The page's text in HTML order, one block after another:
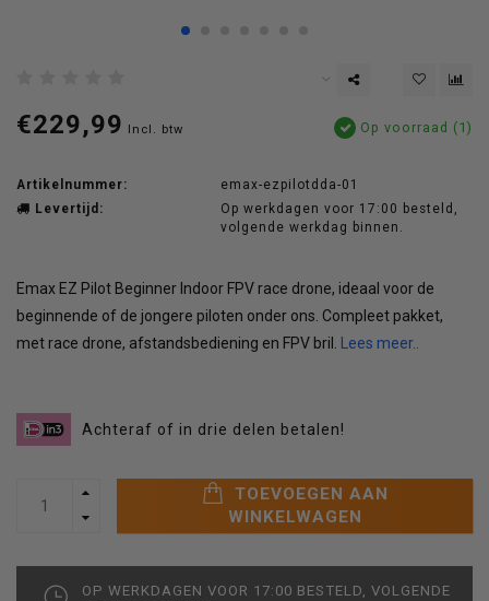
€229,99 Incl. btw Op voorraad (1)
Artikelnummer:
emax-ezpilotdda-01
Levertijd:
Op werkdagen voor 17:00 besteld,
volgende werkdag binnen.
Emax EZ Pilot Beginner Indoor FPV race drone, ideaal voor de
beginnende of de jongere piloten onder ons. Compleet pakket,
met race drone, afstandsbediening en FPV bril. Lees meer..
Achteraf of in drie delen betalen!
TOEVOEGEN AAN
WINKELWAGEN
OP WERKDAGEN VOOR 17:00 BESTELD, VOLGENDE